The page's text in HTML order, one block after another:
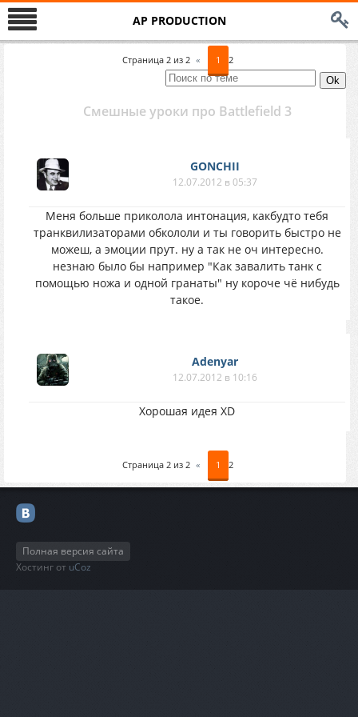
AP PRODUCTION
Страница 2 из 2 « 1 2
Смешные уроки про Battlefield 3
GONCHII
12.07.2012 в 05:37
Меня больше приколола интонация, какбудто тебя
транквилизаторами обкололи и ты говорить быстро не
можеш, а эмоции прут. ну а так не оч интересно.
незнаю было бы например "Как завалить танк с
помощью ножа и одной гранаты" ну короче чё нибудь
такое.
Adenyar
12.07.2012 в 10:16
Хорошая идея XD
Страница 2 из 2 « 1 2
Полная версия сайта
Хостинг от uCoz